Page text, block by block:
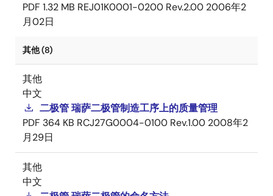
PDF 1.32 MB REJ01K0001-0200 Rev.2.00 2006年2
月02日
其他 (8)
其他
中文
二极管 瑞萨二极管制造工序上的质量管理
PDF 364 KB RCJ27G0004-0100 Rev.1.00 2008年2
月29日
其他
中文